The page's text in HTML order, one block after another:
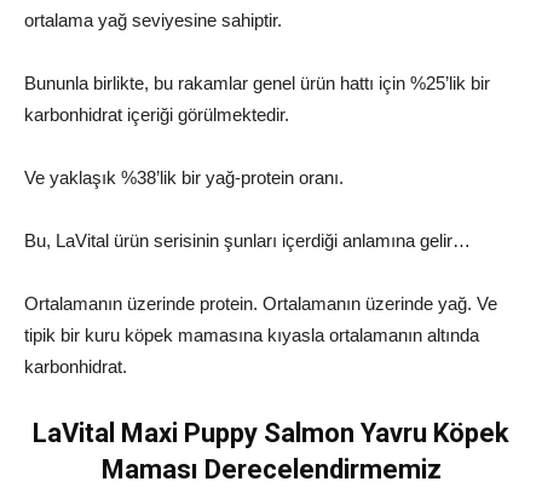
ortalama yağ seviyesine sahiptir.
Bununla birlikte, bu rakamlar genel ürün hattı için %25’lik bir
karbonhidrat içeriği görülmektedir.
Ve yaklaşık %38’lik bir yağ-protein oranı.
Bu, LaVital ürün serisinin şunları içerdiği anlamına gelir…
Ortalamanın üzerinde protein. Ortalamanın üzerinde yağ. Ve
tipik bir kuru köpek mamasına kıyasla ortalamanın altında
karbonhidrat.
LaVital Maxi Puppy Salmon Yavru Köpek
Maması Derecelendirmemiz